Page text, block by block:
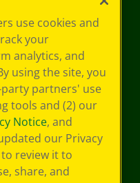
use cookies and
your
analytics, and
using the site, you
partners' use
tools and (2) our
Notice, and
our Privacy
review it to
share, and